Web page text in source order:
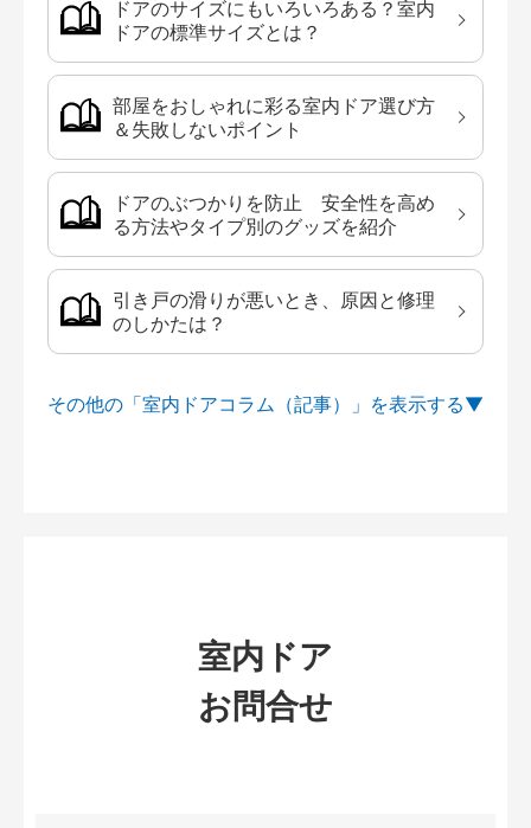
ドアのサイズにもいろいろある？室内
ドアの標準サイズとは？
部屋をおしゃれに彩る室内ドア選び方
＆失敗しないポイント
ドアのぶつかりを防止 安全性を高め
る方法やタイプ別のグッズを紹介
引き戸の滑りが悪いとき、原因と修理
のしかたは？
その他の「室内ドアコラム（記事）」を
室内ドア
お問合せ